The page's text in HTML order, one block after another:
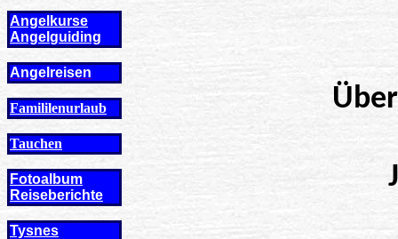
Angelkurse
Angel guiding
Angelreisen
Famililenurlaub
Tauchen
Fotoalbum
Reiseberichte
Tysnes